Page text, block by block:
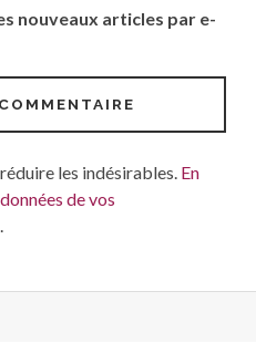
nouveaux articles par e-
les indésirables. En
de vos
.